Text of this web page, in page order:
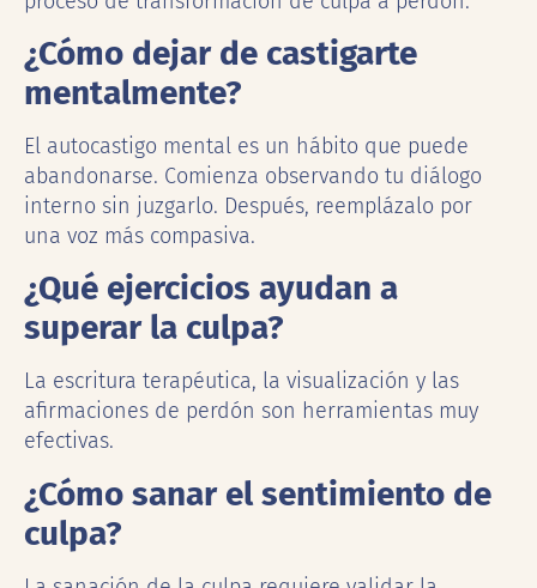
¿Cómo dejar de castigarte
mentalmente?
El autocastigo mental es un hábito que puede
abandonarse. Comienza observando tu diálogo
interno sin juzgarlo. Después, reemplázalo por
una voz más compasiva.
¿Qué ejercicios ayudan a
superar la culpa?
La escritura terapéutica, la visualización y las
afirmaciones de perdón son herramientas muy
efectivas.
¿Cómo sanar el sentimiento de
culpa?